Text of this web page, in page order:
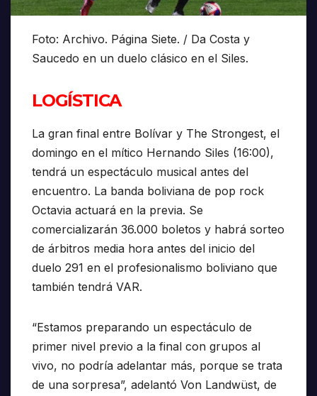
Foto: Archivo. Página Siete. / Da Costa y
Saucedo en un duelo clásico en el Siles.
LOGÍSTICA
La gran final entre Bolívar y The Strongest, el
domingo en el mítico Hernando Siles (16:00),
tendrá un espectáculo musical antes del
encuentro. La banda boliviana de pop rock
Octavia actuará en la previa. Se
comercializarán 36.000 boletos y habrá sorteo
de árbitros media hora antes del inicio del
duelo 291 en el profesionalismo boliviano que
también tendrá VAR.
“Estamos preparando un espectáculo de
primer nivel previo a la final con grupos al
vivo, no podría adelantar más, porque se trata
de una sorpresa”, adelantó Von Landwüst, de